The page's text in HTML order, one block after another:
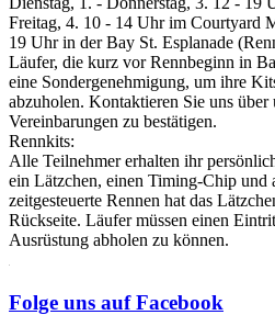
Freitag, 4. 10 - 14 Uhr im Courtyard
19 Uhr in der Bay St. Esplanade
Läufer, die kurz vor Rennbeginn in
eine Sondergenehmigung, um ihre
abzuholen. Kontaktieren Sie uns
Vereinbarungen zu bestätigen.
Rennkits:
Alle Teilnehmer erhalten ihr
ein Lätzchen, einen Timing-Chip und
zeitgesteuerte Rennen hat das
Rückseite. Läufer müssen einen
Ausrüstung abholen zu können.
Folge uns auf Facebook